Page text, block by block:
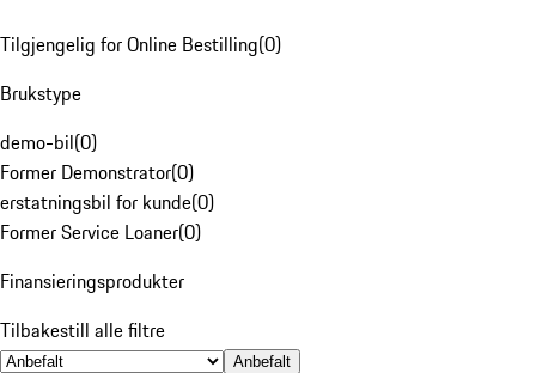
Tilgjengelig for Online Bestilling(0)
Brukstype
demo-bil(0)
Former Demonstrator(0)
erstatningsbil for kunde(0)
Former Service Loaner(0)
Finansieringsprodukter
Tilbakestill alle filtre
Anbefalt